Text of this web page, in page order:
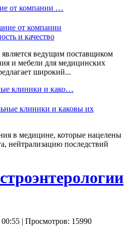
от компании …
ведущим поставщиком
и мебели для медицинских
широкий...
клиники и како…
в медицине, которые нацелены
нейтрализацию последствий
| Просмотров: 15990